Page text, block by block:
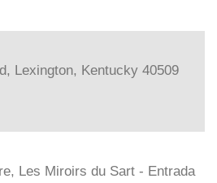
Lexington, Kentucky 40509
Les Miroirs du Sart - Entrada